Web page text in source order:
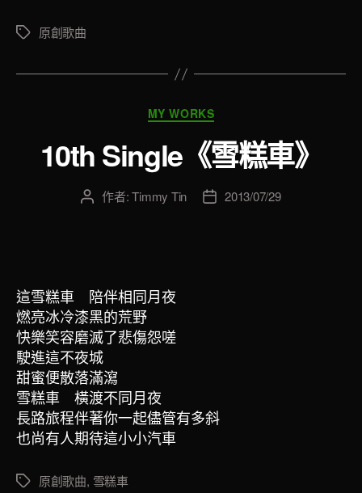
標
原創歌曲
分
類
MY WORKS
10th Single《雪糕車》
文 作者:Timmy Tin
文 2013/07/29
這雪糕車 陪伴相同月夜
燃亮冰冷漆黑的荒野
快樂笑容磨滅了悲傷怨嗟
駛進這不夜城
甜蜜便散落滿瀉
雪糕車 橫渡不同月夜
長路旅程伴著你一起儘管有多斜
也尚有人期待這小小汽車
標
原創歌曲, 雪糕車